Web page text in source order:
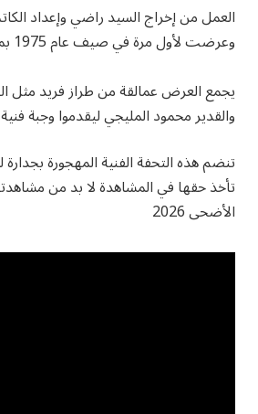
العمل من إخراج السيد راضي وإعداد
وعرضت لأول مرة في صيف عام 1975 بمصر.
يجمع العرض عمالقة من طراز فريد مثل
والقدير محمود المليجي ليقدموا وجبة
تنضم هذه التحفة الفنية المهجورة
تأخذ حقها في المشاهدة لا بد من
الأضحى 2026